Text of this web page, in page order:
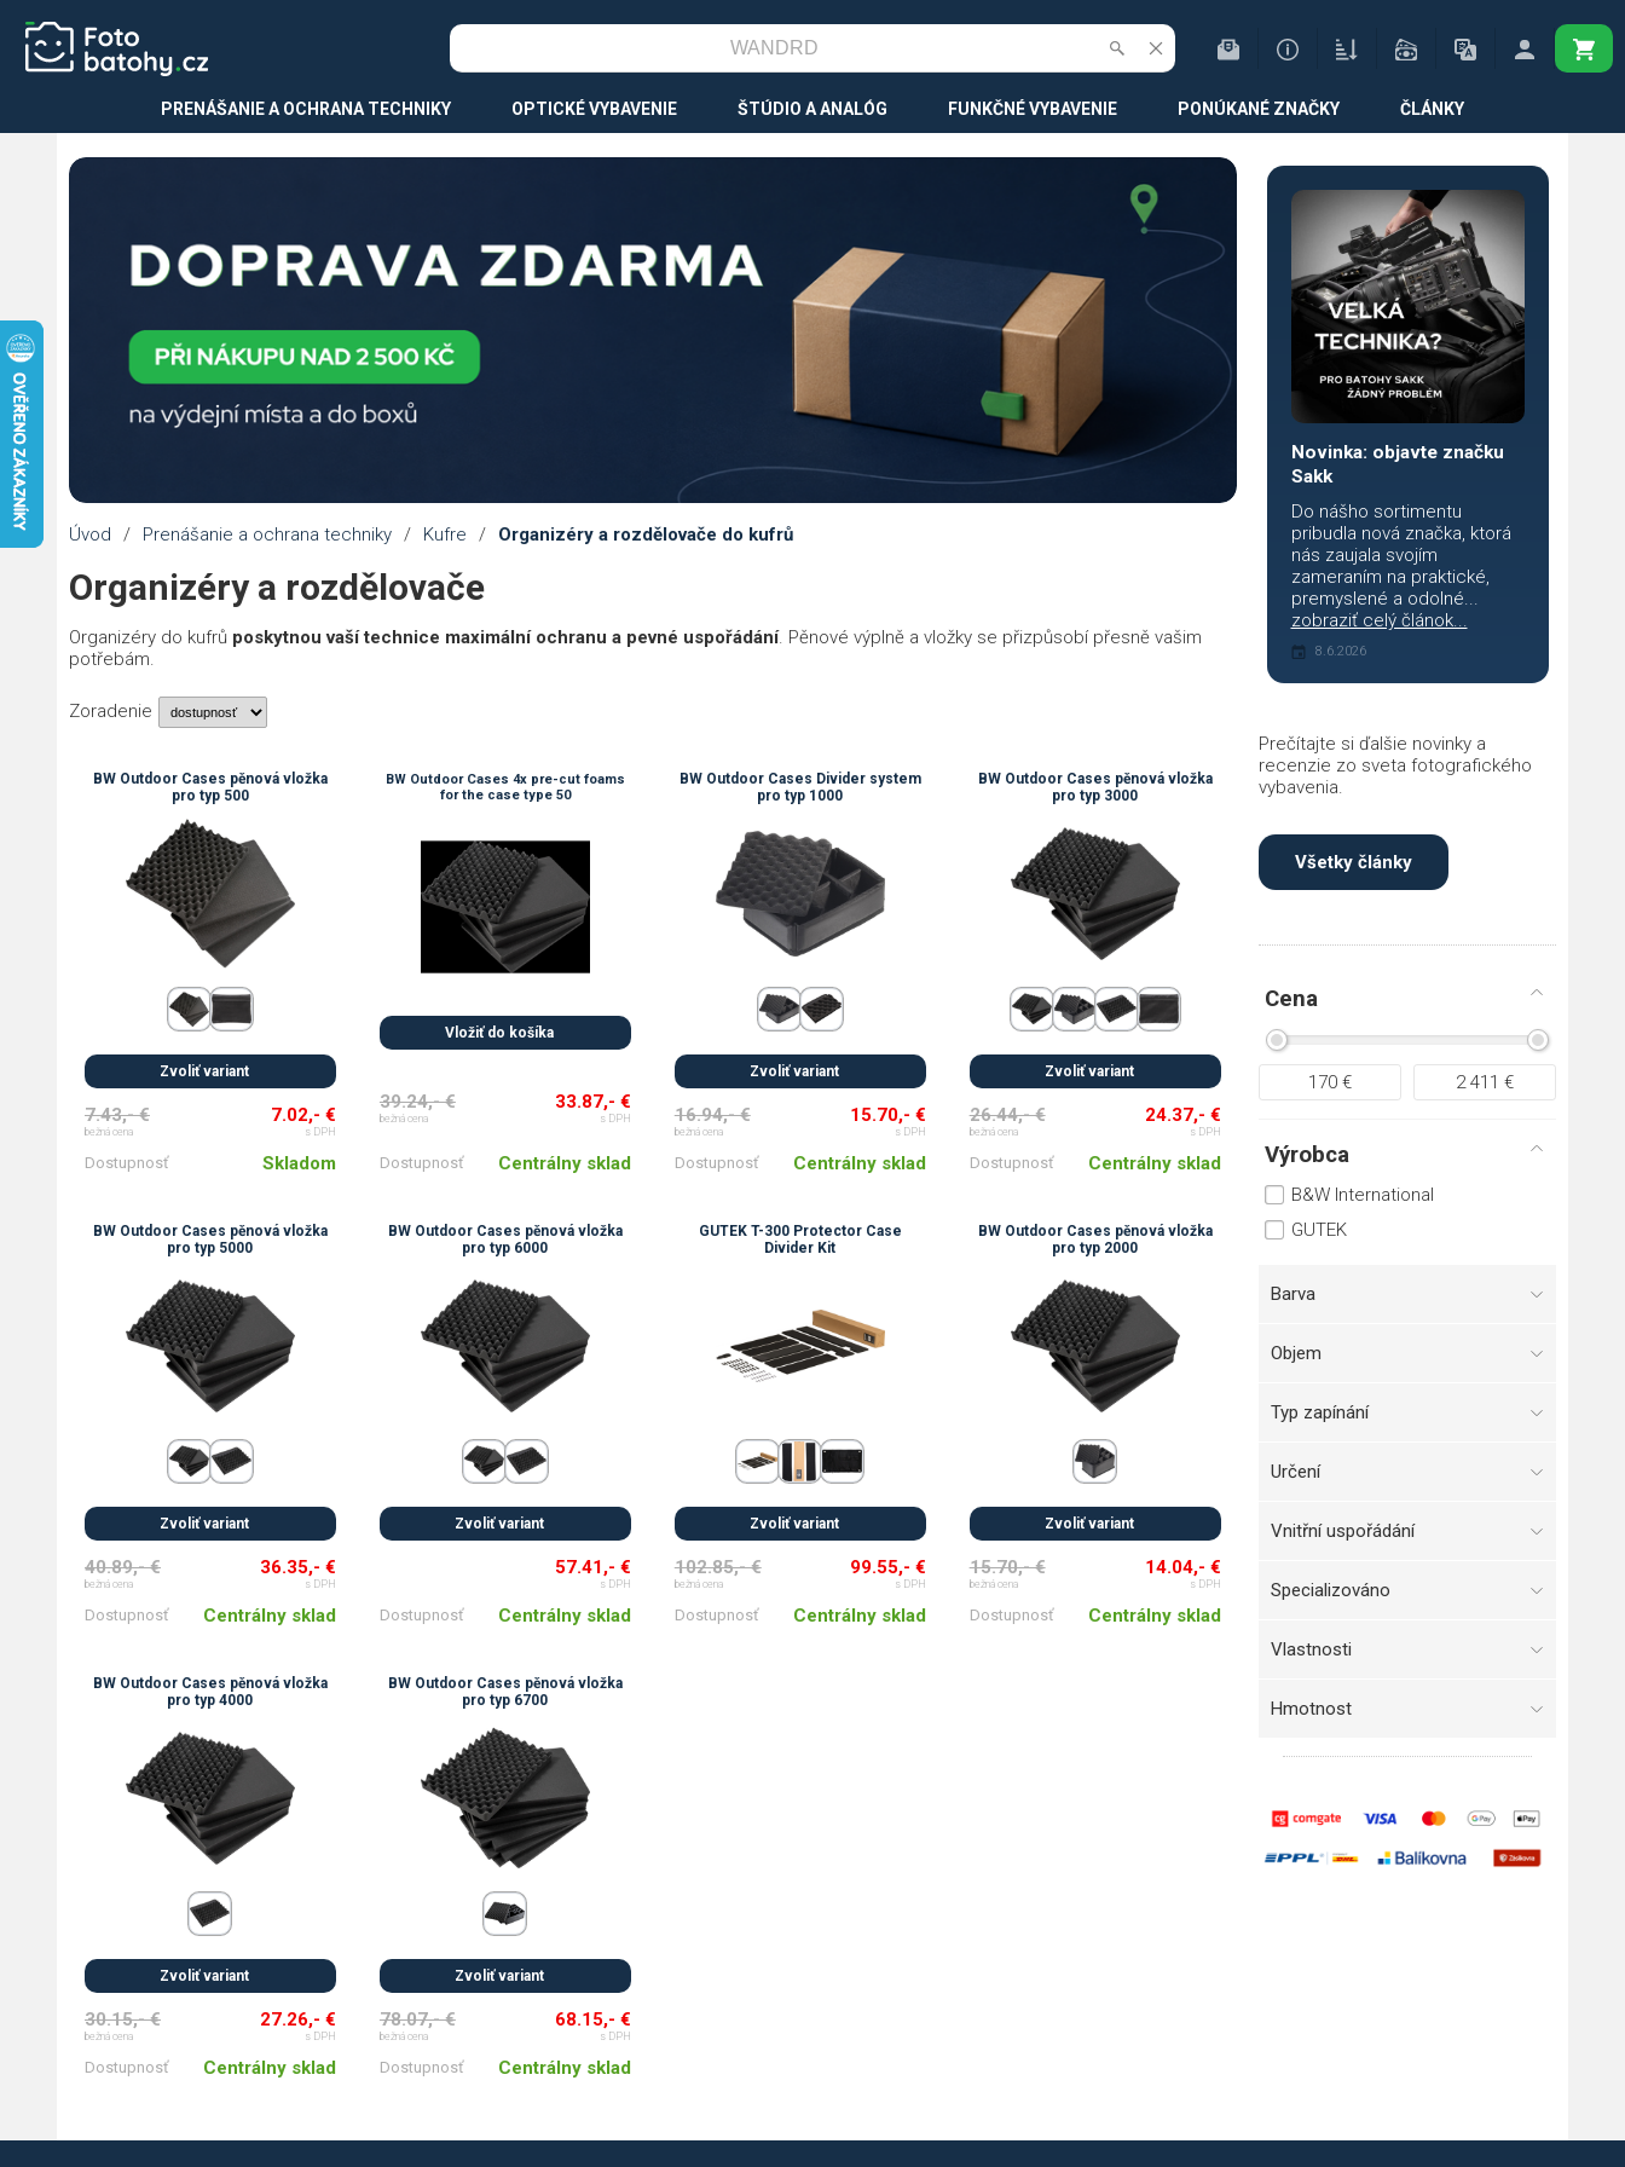
PRENÁŠANIE A OCHRANA TECHNIKY OPTICKÉ VYBAVENIE ŠTÚDIO A ANALÓG FUNKČNÉ VYBAVENIE PONÚKANÉ ZNAČKY ČLÁNKY
Novinka: objavte značku
Sakk
Do nášho sortimentu
pribudla nová značka, ktorá
nás zaujala svojím
zameraním na praktické,
premyslené a odolné...
zobraziť celý článok...
8.6.2026
Prečítajte si ďalšie novinky a
recenzie zo sveta fotografického
vybavenia.
Všetky články
Cena
170 € 2 411 €
Výrobca
B&W International
GUTEK
Barva
Objem
Typ zapínání
Určení
Vnitřní uspořádání
Specializováno
Vlastnosti
Hmotnost
Úvod / Prenášanie a ochrana techniky / Kufre / Organizéry a rozdělovače do kufrů
Organizéry a rozdělovače
Organizéry do kufrů poskytnou vaší technice maximální ochranu a pevné uspořádání. Pěnové výplně a vložky se přizpůsobí přesně vašim
potřebám.
Zoradenie
BW Outdoor Cases pěnová vložka
pro typ 500
Zvoliť variant
7.43,- €
bežná cena
7.02,- €
s DPH
Dostupnosť Skladom
BW Outdoor Cases 4x pre-cut foams
for the case type 50
Vložiť do košíka
39.24,- €
bežná cena
33.87,- €
s DPH
Dostupnosť Centrálny sklad
BW Outdoor Cases Divider system
pro typ 1000
Zvoliť variant
16.94,- €
bežná cena
15.70,- €
s DPH
Dostupnosť Centrálny sklad
BW Outdoor Cases pěnová vložka
pro typ 3000
Zvoliť variant
26.44,- €
bežná cena
24.37,- €
s DPH
Dostupnosť Centrálny sklad
BW Outdoor Cases pěnová vložka
pro typ 5000
Zvoliť variant
40.89,- €
bežná cena
36.35,- €
s DPH
Dostupnosť Centrálny sklad
BW Outdoor Cases pěnová vložka
pro typ 6000
Zvoliť variant
57.41,- €
s DPH
Dostupnosť Centrálny sklad
GUTEK T-300 Protector Case
Divider Kit
Zvoliť variant
102.85,- €
bežná cena
99.55,- €
s DPH
Dostupnosť Centrálny sklad
BW Outdoor Cases pěnová vložka
pro typ 2000
Zvoliť variant
15.70,- €
bežná cena
14.04,- €
s DPH
Dostupnosť Centrálny sklad
BW Outdoor Cases pěnová vložka
pro typ 4000
Zvoliť variant
30.15,- €
bežná cena
27.26,- €
s DPH
Dostupnosť Centrálny sklad
BW Outdoor Cases pěnová vložka
pro typ 6700
Zvoliť variant
78.07,- €
bežná cena
68.15,- €
s DPH
Dostupnosť Centrálny sklad